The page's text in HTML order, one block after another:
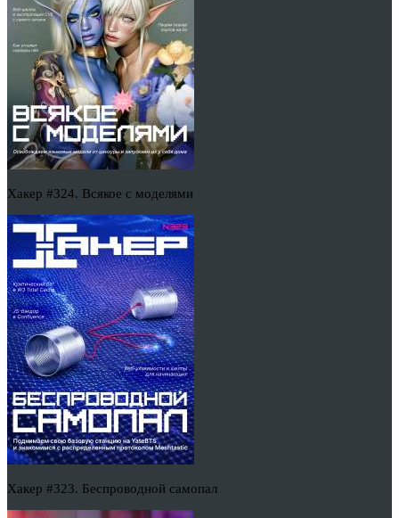
Хакер #324. Всякое с моделями
Хакер #323. Беспроводной самопал